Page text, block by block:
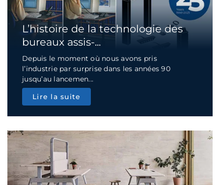
L’histoire de la technologie des
bureaux assis-...
Depuis le moment où nous avons pris
l’industrie par surprise dans les années 90
jusqu’au lancemen...
Lire la suite